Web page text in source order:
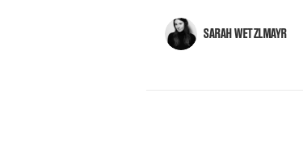
SARAH WETZLMAYR